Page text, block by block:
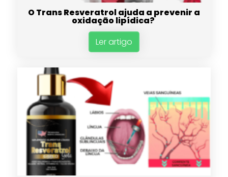
O Trans Resveratrol ajuda a prevenir a
oxidação lipídica?
Ler artigo